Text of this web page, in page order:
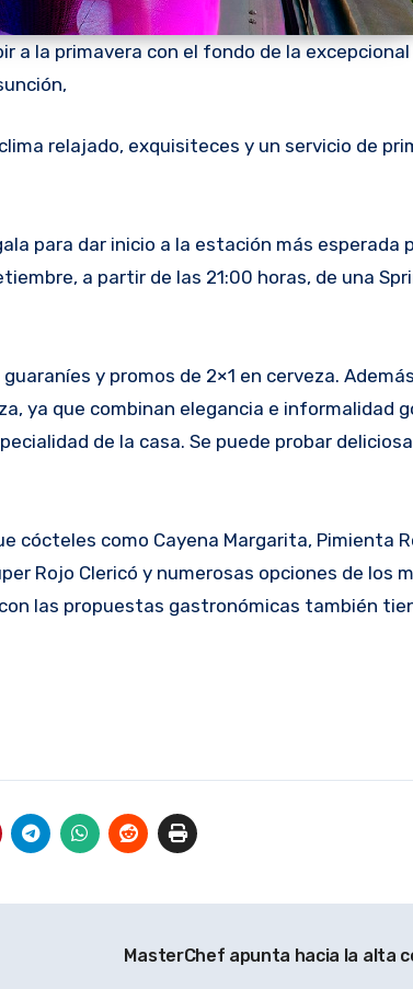
a la primavera con el fondo de la excepcional
relajado, exquisiteces y un servicio de
para dar inicio a la estación más esperada
a partir de las 21:00 horas, de una
y promos de 2×1 en cerveza.
ya que combinan elegancia e informalidad
de la casa. Se puede probar
cócteles como Cayena Margarita, Pimienta
Rojo Clericó y numerosas opciones de los
las propuestas gastronómicas también
MasterChef apunta hacia la alta